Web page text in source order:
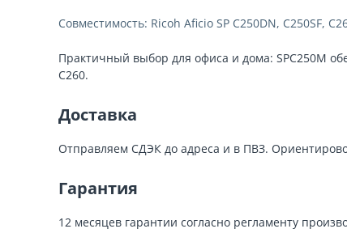
Совместимость: Ricoh Aficio SP C250DN, C250SF,
Практичный выбор для офиса и дома: SPC250M
C260.
Доставка
Отправляем СДЭК до адреса и в ПВЗ.
Гарантия
12 месяцев гарантии согласно регламенту